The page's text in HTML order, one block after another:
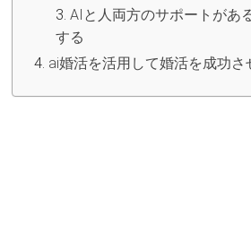
AIと人両方のサポートがあ
する
ai婚活を活用して婚活を成功さ